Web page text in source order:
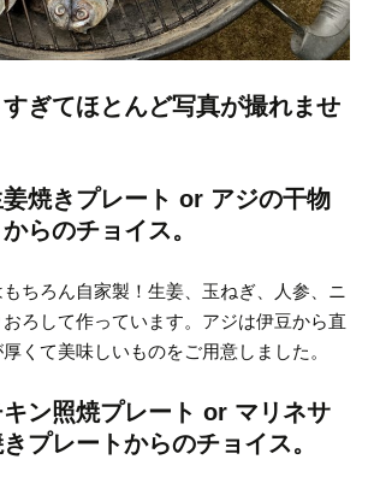
ぎてほとんど写真が撮れませ
姜焼きプレート or アジの干物
らのチョイス。
ちろん自家製！生姜、玉ねぎ、人参、ニ
ろして作っています。 アジは伊豆から直
くて美味しいものをご用意しました。
キン照焼プレート or マリネサ
プレートからのチョイス。